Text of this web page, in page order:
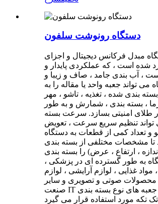
دستگاه رونوشت سلفون
مبدل فرکانس دیجیتال و اجزای
شده است ، که عملکردی پایدار و
، آب بندی جامد ، صاف و زیبا و
می تواند جعبه واحد یا مقاله را به
بندی شده ، تغذیه ، تاشو ، مهر
، بسته بندی ، شمارش و به طور
طلای امنیتی بسازد. سرعت بسته
تواند تنظیم سریع سرعت ، تعویض
و تعداد کمی از قطعات به دستگاه
تا مشخصات مختلفی از بسته بندی
، ارتفاع ، عرض) را بسته بندی
به طور گسترده ای در پزشکی ،
مواد غذایی ، لوازم آرایشی ، لوازم
، محصولات صوتی و تصویری و سایر
صنعت IT در انواع جعبه های نوع بسته بندی